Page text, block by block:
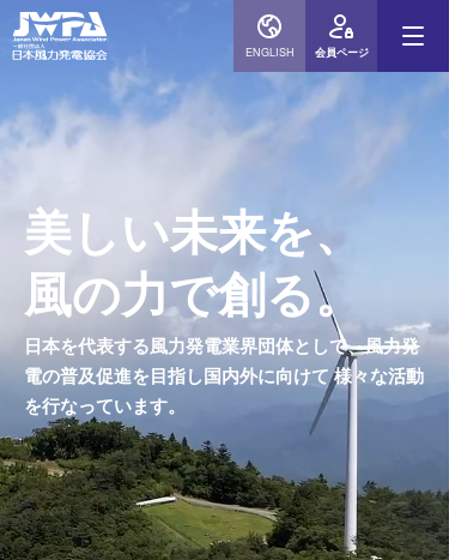
ENGLISH 会員ページ
美しい未来を、
風の力で創る。
日本を代表する風力発電業界団体として、風力発
電の普及促進を目指し国内外に向けて様々な活動
を行なっています。